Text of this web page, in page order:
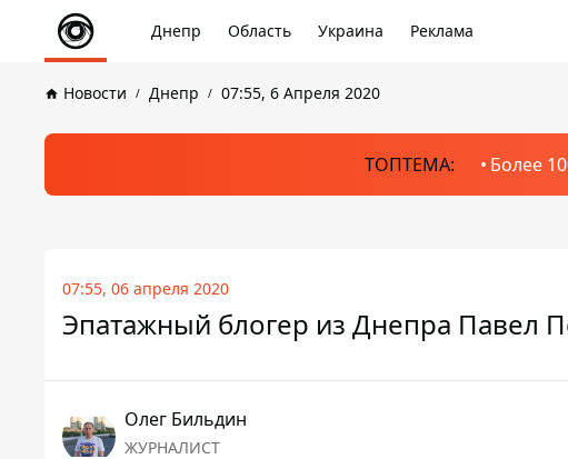
Днепр Область Украина Реклама
Новости Днепр 07:55, 6 Апреля 2020
ТОПТЕМА: Более
07:55, 06 апреля 2020
Эпатажный блогер из Днепра Павел
Олег Бильдин
ЖУРНАЛИСТ